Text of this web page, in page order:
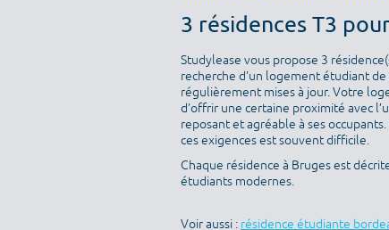
3 résidences T3
Studylease vous propose 3
recherche d’un logement étudiant
régulièrement mises à jour. Votre
d’offrir une certaine proximité avec
reposant et agréable à ses
ces exigences est souvent difficile.
Chaque résidence à Bruges est
étudiants modernes.
Voir aussi : résidence étudiante